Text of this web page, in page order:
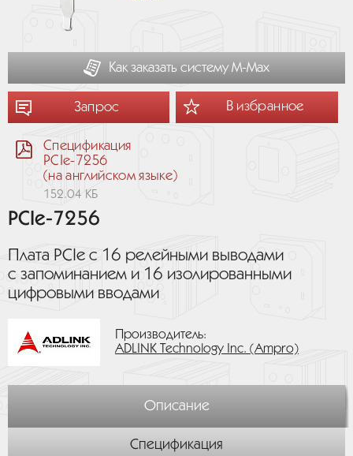
Как заказать систему М-Мах
Запрос В избранное
Спецификация
PCIe-7256
(на английском языке)
152.04 КБ
PCIe-7256
Плата PCIe с 16 релейными выводами
с запоминанием и 16 изолированными
цифровыми вводами
Производитель:
ADLINK Technology Inc. (Ampro)
Описание
Спецификация